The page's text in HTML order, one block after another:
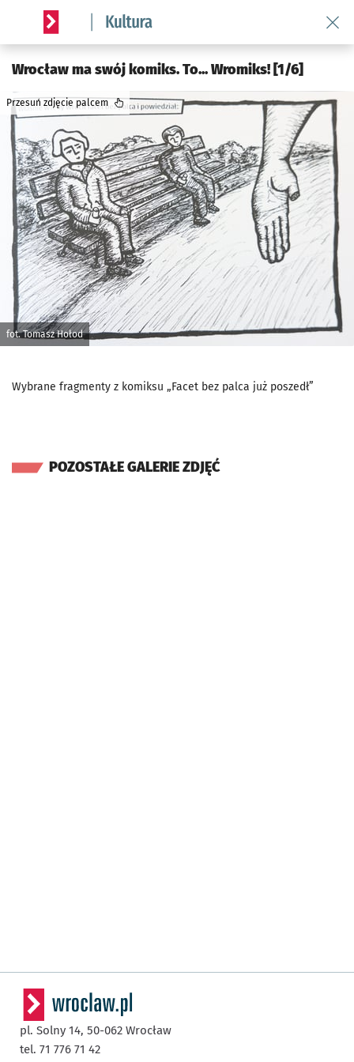
Serwis informacyjny wroclaw.pl podserwis: Kultura
Wrocław ma swój komiks. To... Wromiks! [1/6]
fot. Tomasz Hołod
Przesuń zdjęcie palcem
Wybrane fragmenty z komiksu „Facet bez palca już poszedł”
POZOSTAŁE GALERIE ZDJĘĆ
pl. Solny 14, 50-062 Wrocław
tel. 71 776 71 42